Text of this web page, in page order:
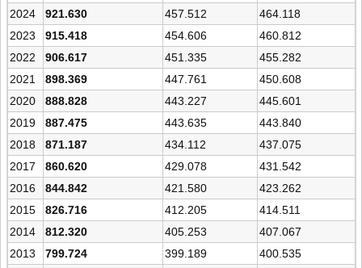
2024
921.630 457.512
464.118
2023
915.418 454.606
460.812
2022
906.617 451.335
455.282
2021
898.369 447.761
450.608
2020
888.828 443.227
445.601
2019
887.475 443.635
443.840
2018
871.187 434.112
437.075
2017
860.620 429.078
431.542
2016
844.842 421.580
423.262
2015
826.716 412.205
414.511
2014
812.320 405.253
407.067
2013
799.724 399.189
400.535